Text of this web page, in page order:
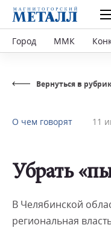
Город ММК
Вернуться в
О чем говорят 11
Убрать
В Челябинской
региональная